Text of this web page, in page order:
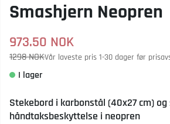
Smashjern Neopren
973.50 NOK
1298 NOKVår laveste pris 1-30 dager før
Stekebord i karbonstål (40x27 cm)
håndtaksbeskyttelse i neopren